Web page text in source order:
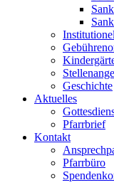
Geschichte
Aktuelles
Pfarrbrief
Kontakt
Pfarrbüro